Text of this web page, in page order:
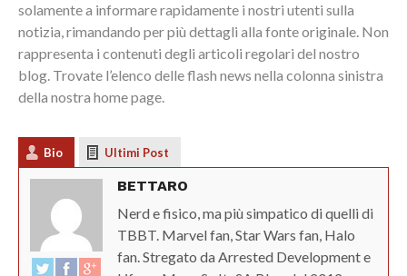
solamente a informare rapidamente i nostri utenti sulla
notizia, rimandando per più dettagli alla fonte originale. Non
rappresenta i contenuti degli articoli regolari del nostro
blog. Trovate l’elenco delle flash news nella colonna sinistra
della nostra home page.
Bio Ultimi Post
BETTARO
Nerd e fisico, ma più simpatico di quelli di
TBBT. Marvel fan, Star Wars fan, Halo
fan. Stregato da Arrested Development e